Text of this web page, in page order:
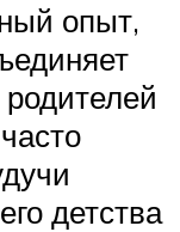
опыт,
детства